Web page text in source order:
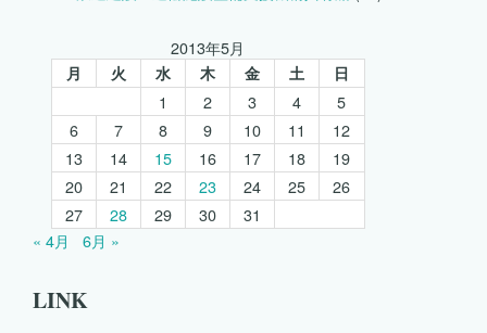
2013年5月
月 火 水 木 金 土 日
1 2 3 4
5
6
7 8 9 10 11
12
13
14 15 16 17 18
19
20
21 22 23 24 25
26
27
28 29 30
31
« 4月
6月 »
LINK